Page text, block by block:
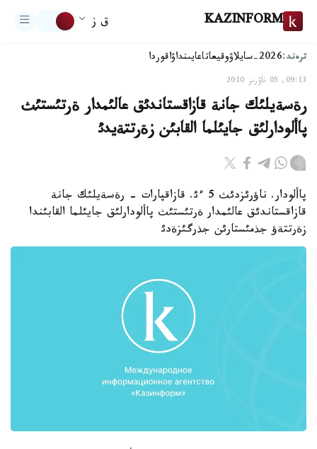
KAZINFORM ق ز
ترەند:2026-سايلاۋ وقيعاتاعايىنداۋاقوردا
09:13, 05 ناۋرىز 2010
رةسةيلئك جانة قازاقستاندئق عالئمدار ةرتئستئث
پاألودارلئق جايئلما القابئن زةرتتةيدئ
پاألودار. ناؤرئزدئث 5 ءئ. قازاقپارات - رةسةيلئك جانة
قازاقستاندئق عالئمدار ةرتئستئث پاألودارلئق جايئلما القابئندا
زةرتتةؤ جذمئستارئن جذرگئزةدئ